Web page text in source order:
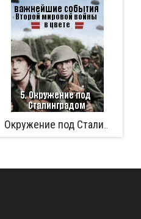
Окружение под Сталинградом Аферист из